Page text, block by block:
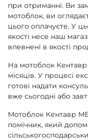
при отриманні. Ви
мотоблок, ви
цього оплачуєте. У
якості несе наш
впевнені в якості
На мотоблок Кентавр
місяців. У процесі
готові надати
вже сьогодні або
Мотоблок Кентавр
помічник, який